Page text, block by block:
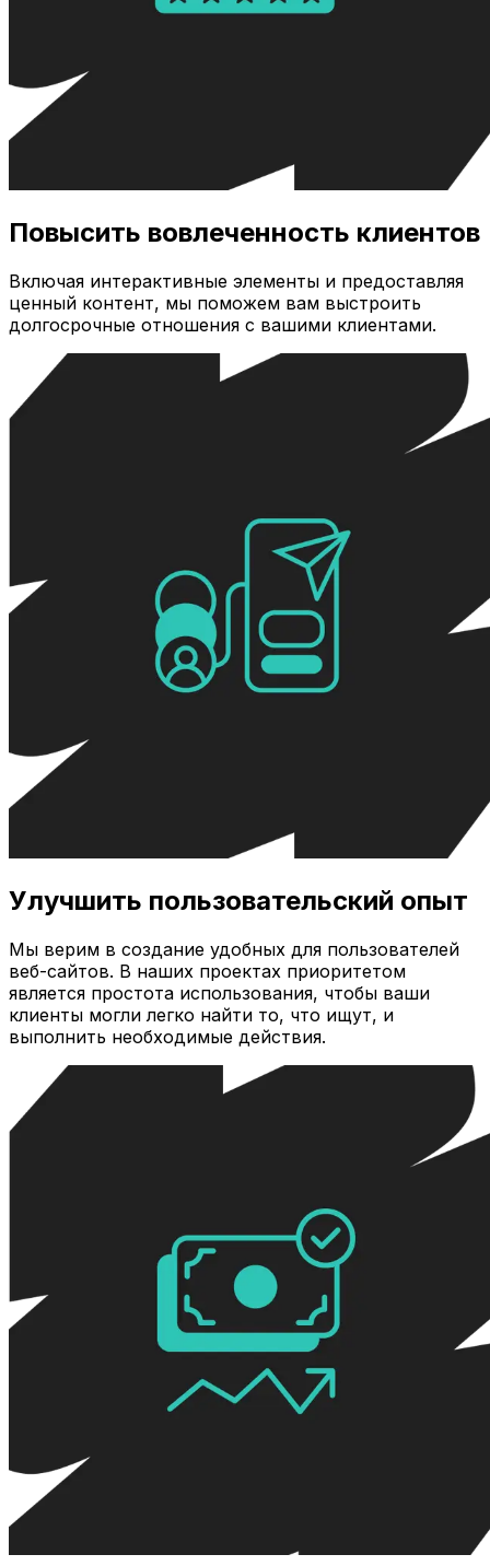
Повысить вовлеченность клиентов
Включая интерактивные элементы и предоставляя
ценный контент, мы поможем вам выстроить
долгосрочные отношения с вашими клиентами.
Улучшить пользовательский опыт
Мы верим в создание удобных для пользователей
веб-сайтов. В наших проектах приоритетом
является простота использования, чтобы ваши
клиенты могли легко найти то, что ищут, и
выполнить необходимые действия.